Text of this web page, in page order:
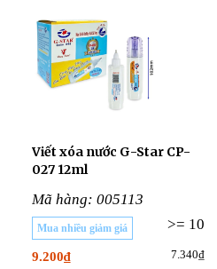
Viết xóa nước G-Star CP-
027 12ml
Mã hàng: 005113
Mua nhiều giảm giá >= 10
9.200₫ 7.340₫